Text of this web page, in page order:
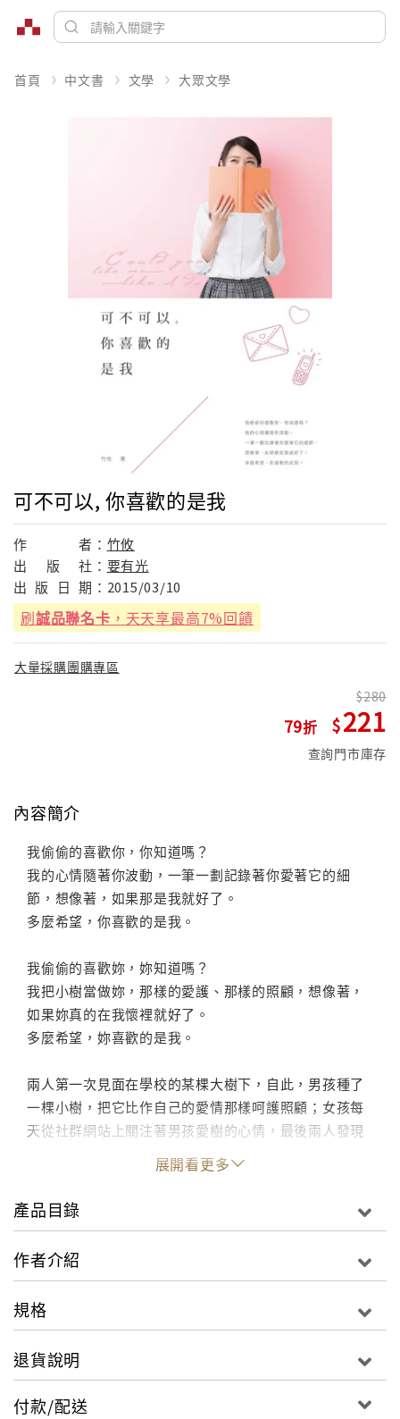
首頁 中文書 文學 大眾文學
可不可以, 你喜歡的是我
作 者： 竹攸
出
版 社： 要有光
出 版 日 期： 2015/03/10
刷誠品聯名卡 ，天天享最高7%回饋
大量採購團購專區
79
280
221
查詢門市庫存
內容簡介
我偷偷的喜歡你，你知道嗎？
我的心情隨著你波動，一筆一劃記錄著你愛著它的細
節，想像著，如果那是我就好了。
多麼希望，你喜歡的是我。
我偷偷的喜歡妳，妳知道嗎？
我把小樹當做妳，那樣的愛護、那樣的照顧，想像著，
如果妳真的在我懷裡就好了。
多麼希望，妳喜歡的是我。
兩人第一次見面在學校的某棵大樹下，自此，男孩種了
一棵小樹，把它比作自己的愛情那樣呵護照顧；女孩每
天從社群網站上關注著男孩愛樹的心情，最後兩人發現
自己暗戀的人也正在暗戀著自己。從目光的追隨、成為
朋友，一直到最後的終成眷屬，暗戀那樣酸中帶苦、苦
中帶甜，心情起伏的煎熬與不安用日記的方式仔細的紀
錄下來。
展開看更多
產品目錄
作者介紹
規格
退貨說明
付款/配送